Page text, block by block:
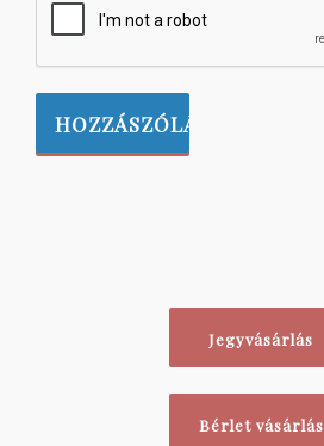
Jegyvásárlás
Bérlet vásárlás